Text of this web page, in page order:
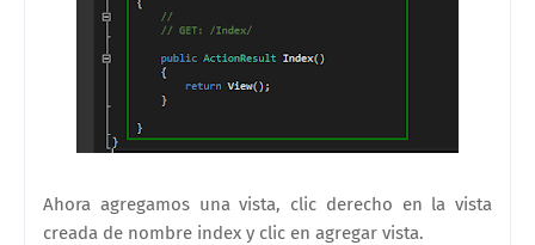
Ahora agregamos una vista, clic derecho en la vista
creada de nombre index y clic en agregar vista.